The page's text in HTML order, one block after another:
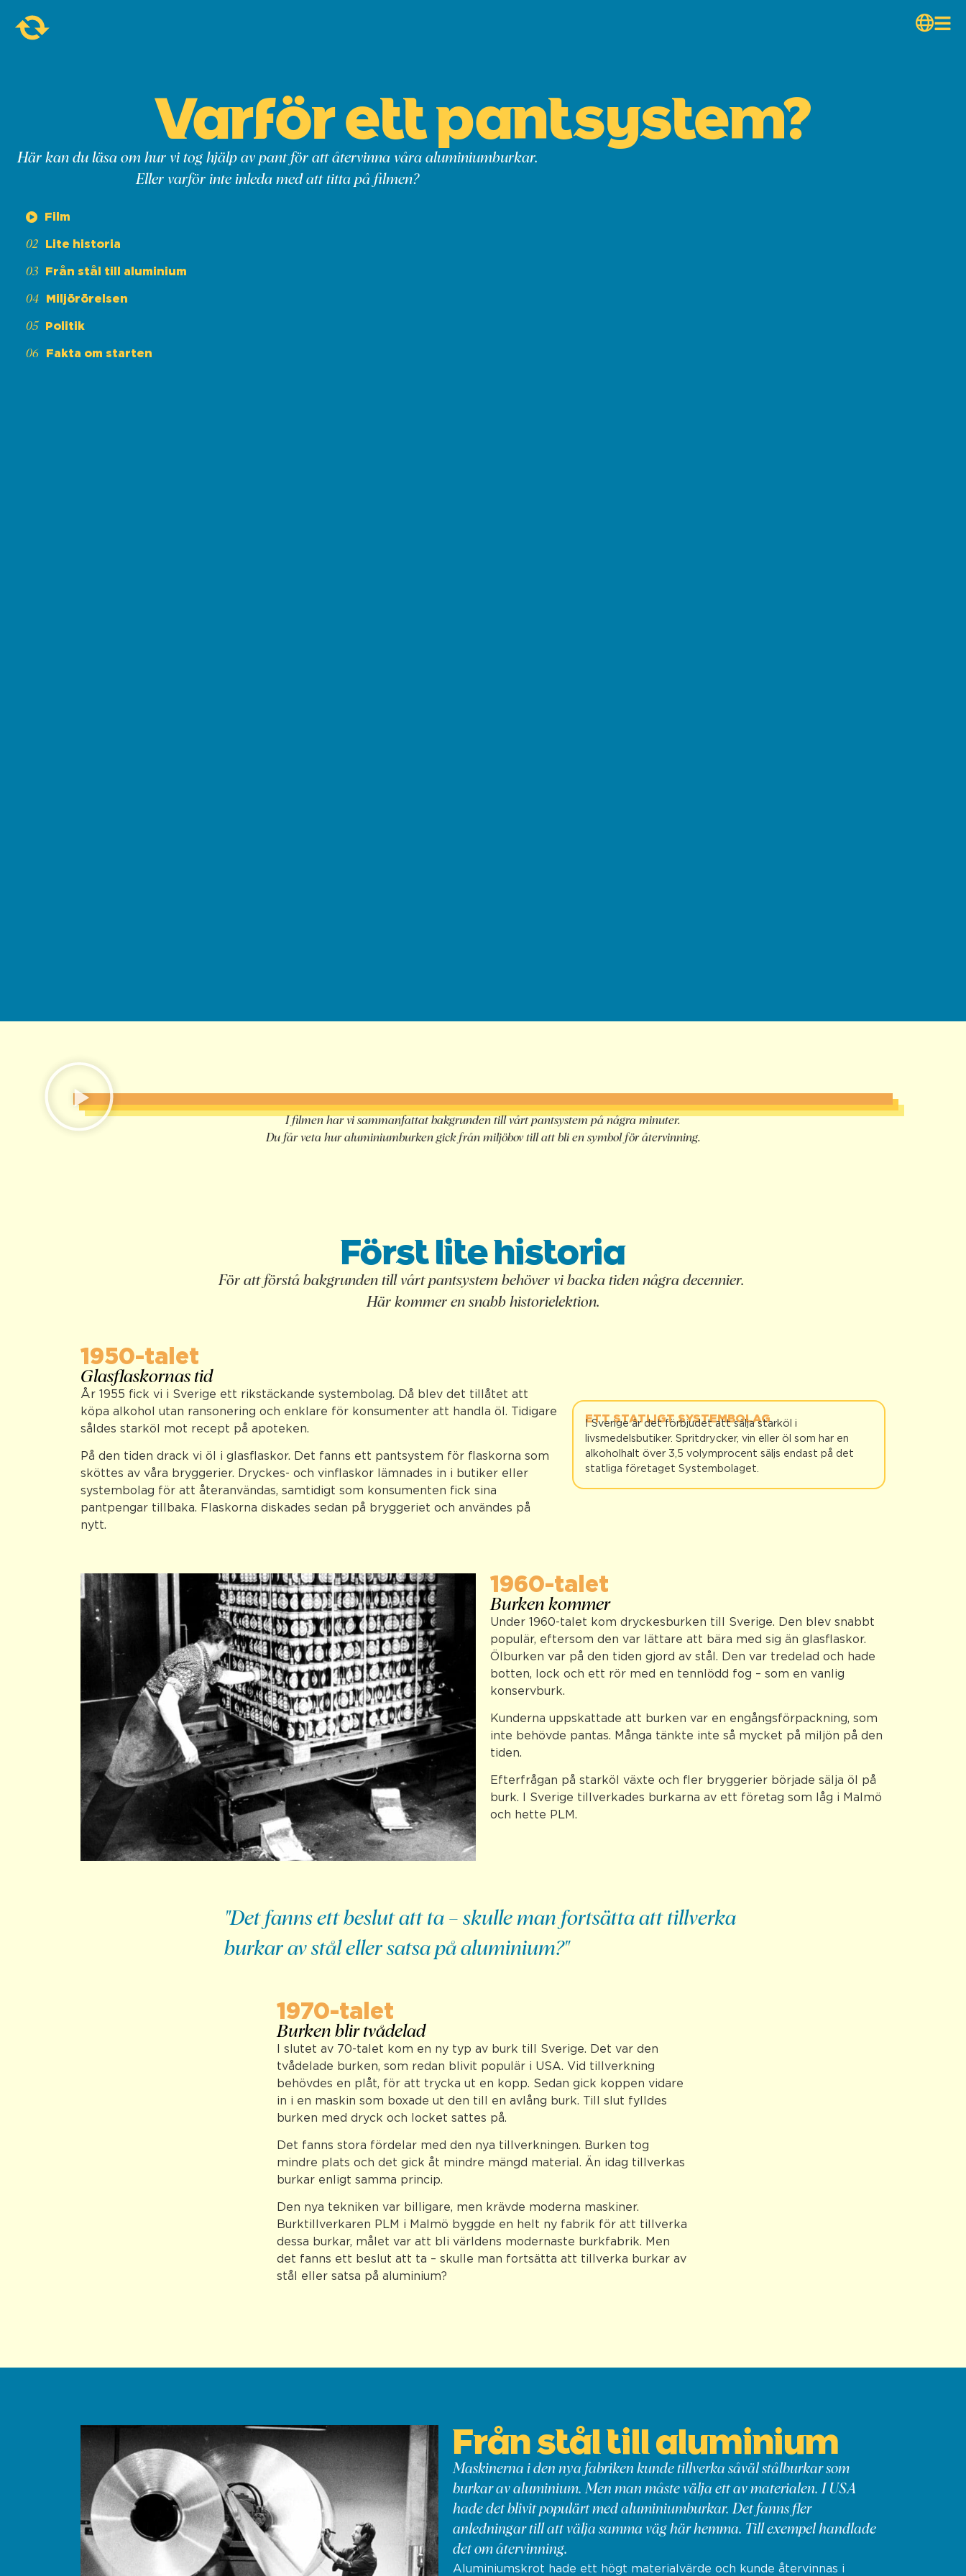
Varför ett pantsystem?
Här kan du läsa om hur vi tog hjälp av pant för att återvinna våra aluminiumburkar.
Eller varför inte inleda med att titta på filmen?
Film
Lite historia
Från stål till aluminium
Miljörörelsen
Politik
Fakta om starten
I filmen har vi sammanfattat bakgrunden till vårt pantsystem på några minuter.
Du får veta hur aluminiumburken gick från miljöbov till att bli en symbol för återvinning.
Först lite historia
För att förstå bakgrunden till vårt pantsystem behöver vi backa tiden några decennier.
Här kommer en snabb historielektion.
1950-talet
Glasflaskornas tid
År 1955 fick vi i Sverige ett rikstäckande systembolag. Då blev det tillåtet att
köpa alkohol utan ransonering och enklare för konsumenter att handla öl. Tidigare
såldes starköl mot recept på apoteken.
På den tiden drack vi öl i glasflaskor. Det fanns ett pantsystem för flaskorna som
sköttes av våra bryggerier. Dryckes- och vinflaskor lämnades in i butiker eller
systembolag för att återanvändas, samtidigt som konsumenten fick sina
pantpengar tillbaka. Flaskorna diskades sedan på bryggeriet och användes på
nytt.
ETT STATLIGT SYSTEMBOLAG
I Sverige är det förbjudet att sälja starköl i
livsmedelsbutiker. Spritdrycker, vin eller öl som har en
alkoholhalt över 3,5 volymprocent säljs endast på det
statliga företaget Systembolaget.
1960-talet
Burken kommer
Under 1960-talet kom dryckesburken till Sverige. Den blev snabbt
populär, eftersom den var lättare att bära med sig än glasflaskor.
Ölburken var på den tiden gjord av stål. Den var tredelad och hade
botten, lock och ett rör med en tennlödd fog – som en vanlig
konservburk.
Kunderna uppskattade att burken var en engångsförpackning, som
inte behövde pantas. Många tänkte inte så mycket på miljön på den
tiden.
Efterfrågan på starköl växte och fler bryggerier började sälja öl på
burk. I Sverige tillverkades burkarna av ett företag som låg i Malmö
och hette PLM.
"Det fanns ett beslut att ta – skulle man fortsätta att tillverka
burkar av stål eller satsa på aluminium?"
1970-talet
Burken blir tvådelad
I slutet av 70-talet kom en ny typ av burk till Sverige. Det var den
tvådelade burken, som redan blivit populär i USA. Vid tillverkning
behövdes en plåt, för att trycka ut en kopp. Sedan gick koppen vidare
in i en maskin som boxade ut den till en avlång burk. Till slut fylldes
burken med dryck och locket sattes på.
Det fanns stora fördelar med den nya tillverkningen. Burken tog
mindre plats och det gick åt mindre mängd material. Än idag tillverkas
burkar enligt samma princip.
Den nya tekniken var billigare, men krävde moderna maskiner.
Burktillverkaren PLM i Malmö byggde en helt ny fabrik för att tillverka
dessa burkar, målet var att bli världens modernaste burkfabrik. Men
det fanns ett beslut att ta – skulle man fortsätta att tillverka burkar av
stål eller satsa på aluminium?
Från stål till aluminium
Maskinerna i den nya fabriken kunde tillverka såväl stålburkar som
burkar av aluminium. Men man måste välja ett av materialen. I USA
hade det blivit populärt med aluminiumburkar. Det fanns fler
anledningar till att välja samma väg här hemma. Till exempel handlade
det om återvinning.
Aluminiumskrot hade ett högt materialvärde och kunde återvinnas i